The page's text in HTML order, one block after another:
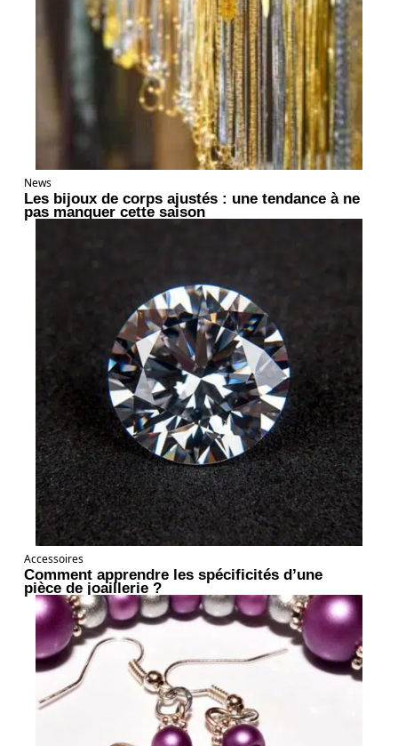
News
Les bijoux de corps ajustés : une tendance à ne
pas manquer cette saison
Accessoires
Comment apprendre les spécificités d’une
pièce de joaillerie ?